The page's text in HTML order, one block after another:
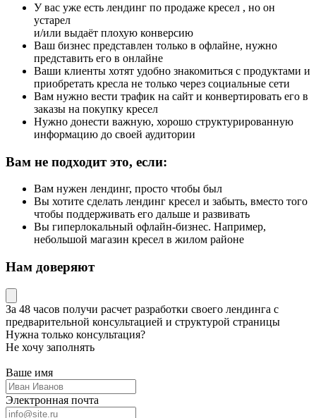
У вас уже есть лендинг по продаже кресел , но он
устарел
и/или выдаёт плохую конверсию
Ваш бизнес представлен только в офлайне, нужно
представить его в онлайне
Ваши клиенты хотят удобно знакомиться с продуктами и
приобретать кресла не только через социальные сети
Вам нужно вести трафик на сайт и конвертировать его в
заказы на покупку кресел
Нужно донести важную, хорошо структурированную
информацию до своей аудитории
Вам не подходит это, если:
Вам нужен лендинг, просто чтобы был
Вы хотите сделать лендинг кресел и забыть, вместо того
чтобы поддерживать его дальше и развивать
Вы гиперлокальный офлайн-бизнес. Например,
небольшой магазин кресел в жилом районе
Нам доверяют
За 48 часов получи расчет разработки своего лендинга с
предварительной консультацией и структурой страницы
Нужна только консультация?
Не хочу заполнять
Ваше имя
Электронная почта